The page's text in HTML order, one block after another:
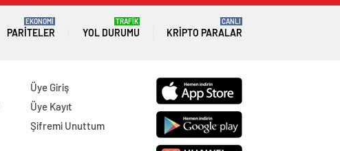
PARITELER
EKONOMİ
YOL DURUMU
TRAFİK
KRIPTO PARALAR
CANLI
Üye Giriş
Üye Kayıt
Şifremi Unuttum